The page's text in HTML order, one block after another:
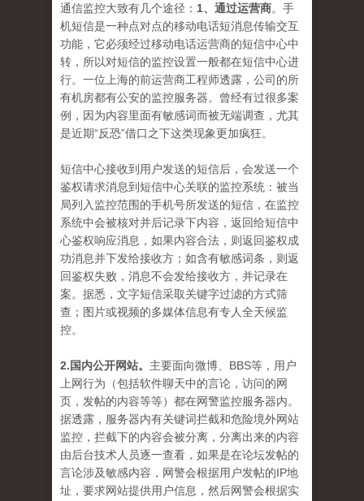
通信监控大致有几个途径： 1、通过运营商。手
机短信是一种点对点的移动电话短消息传输交互
功能，它必须经过移动电话运营商的短信中心中
转，所以对短信的监控设置一般都在短信中心进
行。一位上海的前运营商工程师透露，公司的所
有机房都有公安的监控服务器。曾经有过很多案
例，因为内容里面有敏感词而被无端调查，尤其
是近期“反恐”借口之下这类现象更加疯狂。
短信中心接收到用户发送的短信后，会发送一个
鉴权请求消息到短信中心关联的监控系统：被当
局列入监控范围的手机号所发送的短信，在监控
系统中会被核对并后记录下内容，返回给短信中
心鉴权响应消息，如果内容合法，则返回鉴权成
功消息并下发给接收方；如含有敏感词条，则返
回鉴权失败，消息不会发给接收方，并记录在
案。据悉，文字短信采取关键字过滤的方式筛
查；图片或视频的多媒体信息有专人全天候监
控。
2.国内公开网站。 主要面向微博、BBS等，用户
上网行为（包括软件聊天中的言论，访问的网
页，发帖的内容等等）都在网警监控服务器内。
据透露，服务器内有关键词拦截和危险境外网站
监控，拦截下的内容会被分离，分离出来的内容
由后台技术人员逐一查看，如果是在论坛发帖的
言论涉及敏感内容，网警会根据用户发帖的IP地
址，要求网站提供用户信息，然后网警会根据实